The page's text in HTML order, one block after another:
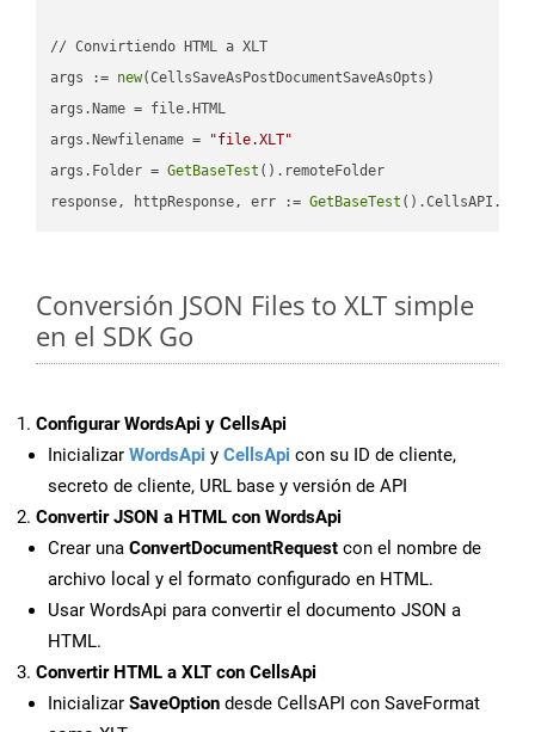
// Convirtiendo HTML a XLT
args := new(CellsSaveAsPostDocumentSaveAsOpts)
args.Name = file.HTML
args.Newfilename =
"file.XLT"
args.Folder = GetBaseTest ().remoteFolder
response, httpResponse, err := GetBaseTest ().CellsAPI.
Conversión JSON Files to XLT simple
en el SDK Go
Configurar WordsApi y CellsApi
Inicializar WordsApi y CellsApi con su ID de cliente,
secreto de cliente, URL base y versión de API
Convertir JSON a HTML con WordsApi
Crear una ConvertDocumentRequest con el nombre de
archivo local y el formato configurado en HTML.
Usar WordsApi para convertir el documento JSON a
HTML.
Convertir HTML a XLT con CellsApi
Inicializar SaveOption desde CellsAPI con SaveFormat